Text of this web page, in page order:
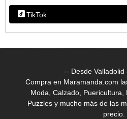
TikTok
-- Desde Valladolid
Compra en Maramanda.com
Moda, Calzado, Puericultura,
Puzzles y mucho más de las
precio.